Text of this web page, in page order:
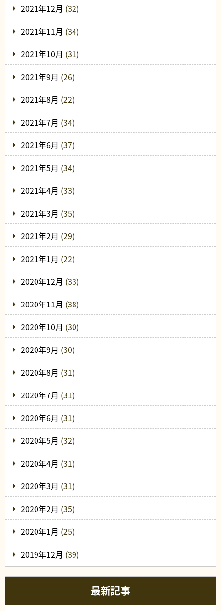
2021年12月 (32)
2021年11月 (34)
2021年10月 (31)
2021年9月 (26)
2021年8月 (22)
2021年7月 (34)
2021年6月 (37)
2021年5月 (34)
2021年4月 (33)
2021年3月 (35)
2021年2月 (29)
2021年1月 (22)
2020年12月 (33)
2020年11月 (38)
2020年10月 (30)
2020年9月 (30)
2020年8月 (31)
2020年7月 (31)
2020年6月 (31)
2020年5月 (32)
2020年4月 (31)
2020年3月 (31)
2020年2月 (35)
2020年1月 (25)
2019年12月 (39)
最新記事